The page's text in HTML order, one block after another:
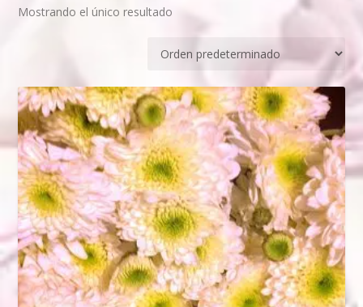
CATEGORÍAS DEL PRODUCTO
Categorías del producto
ETIQUETAS DEL PRODUCTO
Mostrando el único resultado